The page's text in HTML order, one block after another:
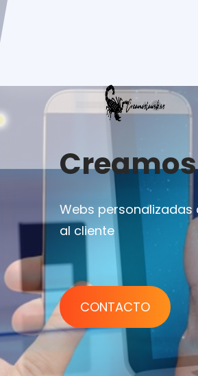
Top
Volutpat sit amet leo
bibendum est. Proin
GET STARTED